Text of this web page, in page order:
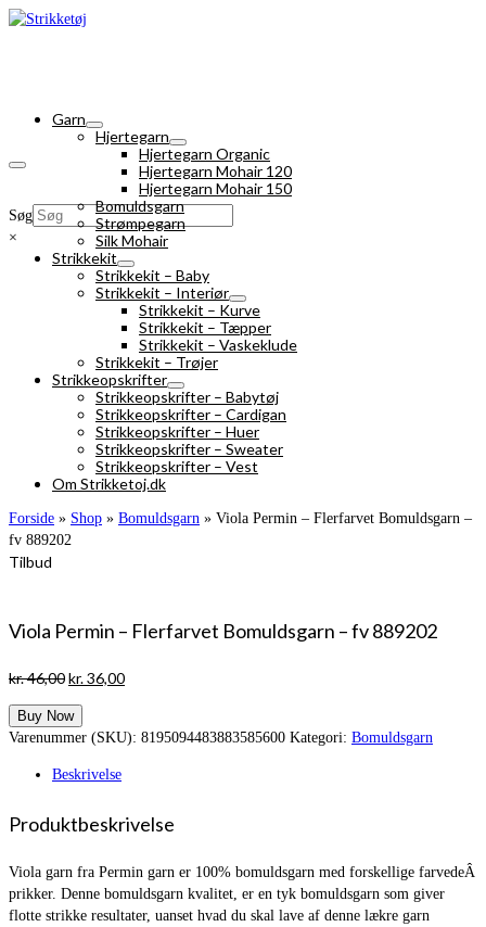
Søg
×
Garn
Hjertegarn
Hjertegarn Organic
Hjertegarn Mohair 120
Hjertegarn Mohair 150
Bomuldsgarn
Strømpegarn
Silk Mohair
Strikkekit
Strikkekit – Baby
Strikkekit – Interiør
Strikkekit – Kurve
Strikkekit – Tæpper
Strikkekit – Vaskeklude
Strikkekit – Trøjer
Strikkeopskrifter
Strikkeopskrifter – Babytøj
Strikkeopskrifter – Cardigan
Strikkeopskrifter – Huer
Strikkeopskrifter – Sweater
Strikkeopskrifter – Vest
Om Strikketoj.dk
Forside » Shop » Bomuldsgarn » Viola Permin – Flerfarvet Bomuldsgarn –
fv 889202
Tilbud
Viola Permin – Flerfarvet Bomuldsgarn – fv 889202
kr.46,00Den
pris
var:
kr.36,00Den
er:
Buy Now
Varenummer (SKU): 8195094483883585600 Kategori: Bomuldsgarn
Beskrivelse
Produktbeskrivelse
Viola garn fra Permin garn er 100% bomuldsgarn med forskellige farvedeÂ
prikker. Denne bomuldsgarn kvalitet, er en tyk bomuldsgarn som giver
flotte strikke resultater, uanset hvad du skal lave af denne lækre garn